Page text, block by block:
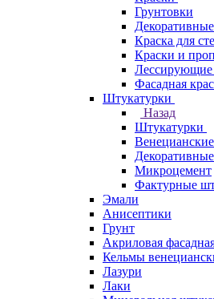
Грунтовки
Краска для
Краски и
Лессирующие
Фасадная
Штукатурки
Назад
Штукатурки
Микроцемент
Фактурные
Эмали
Анисептики
Грунт
Акриловая
Кельмы
Лазури
Лаки